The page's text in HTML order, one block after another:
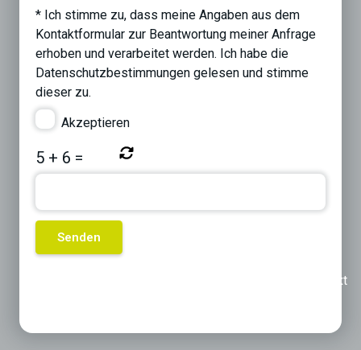
* Ich stimme zu, dass meine Angaben aus dem
Kontaktformular zur Beantwortung meiner Anfrage
erhoben und verarbeitet werden. Ich habe die
Datenschutzbestimmungen gelesen und stimme
dieser zu.
Akzeptieren
5 + 6 =
Next